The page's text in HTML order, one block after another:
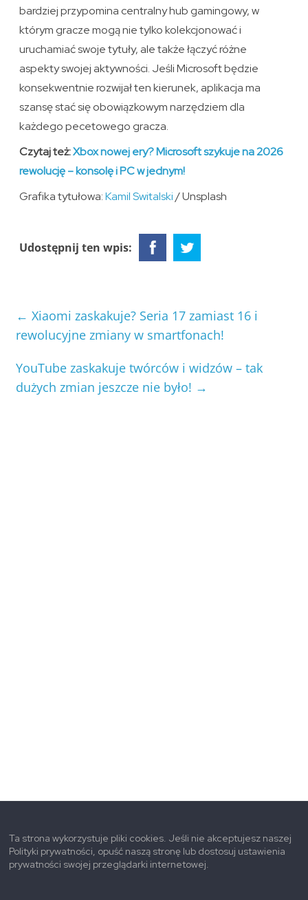
bardziej przypomina centralny hub gamingowy, w
którym gracze mogą nie tylko kolekcjonować i
uruchamiać swoje tytuły, ale także łączyć różne
aspekty swojej aktywności. Jeśli Microsoft będzie
konsekwentnie rozwijał ten kierunek, aplikacja ma
szansę stać się obowiązkowym narzędziem dla
każdego pecetowego gracza.
Czytaj też:Xbox nowej ery? Microsoft szykuje na 2026
rewolucję – konsolę i PC w jednym!
Grafika tytułowa:Kamil Switalski/ Unsplash
Udostępnij ten wpis:
← Xiaomi zaskakuje? Seria 17 zamiast 16 i
rewolucyjne zmiany w smartfonach!
YouTube zaskakuje twórców i widzów – tak
dużych zmian jeszcze nie było! →
Ta strona wykorzystuje pliki cookies. Jeśli nie akceptujesz naszej
Polityki prywatności, opuść naszą stronę lub dostosuj ustawienia
prywatności swojej przeglądarki internetowej.